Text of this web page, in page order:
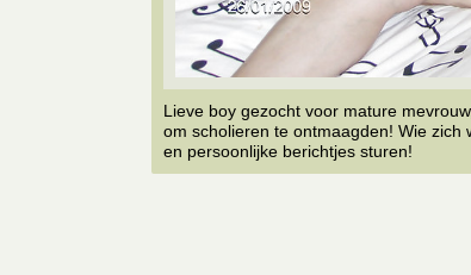
Lieve boy gezocht voor mature
om scholieren te ontmaagden! Wie
en persoonlijke berichtjes sturen!